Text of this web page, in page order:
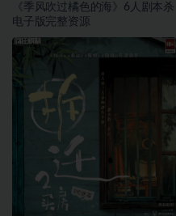
《季风吹过橘色的海》6人剧本杀
电子版完整资源